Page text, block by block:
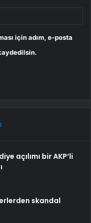
için adım, e-posta
açılımı bir AKP’li
skandal